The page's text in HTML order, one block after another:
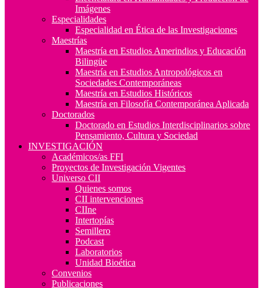
Imágenes
Especialidades
Especialidad en Ética de las Investigaciones
Maestrías
Maestría en Estudios Amerindios y Educación
Bilingüe
Maestría en Estudios Antropológicos en
Sociedades Contemporáneas
Maestría en Estudios Históricos
Maestría en Filosofía Contemporánea Aplicada
Doctorados
Doctorado en Estudios Interdisciplinarios sobre
Pensamiento, Cultura y Sociedad
INVESTIGACIÓN
Académicos/as FFI
Proyectos de Investigación Vigentes
Universo CII
Quienes somos
CII intervenciones
CIIne
Intertopías
Semillero
Podcast
Laboratorios
Unidad Bioética
Convenios
Publicaciones